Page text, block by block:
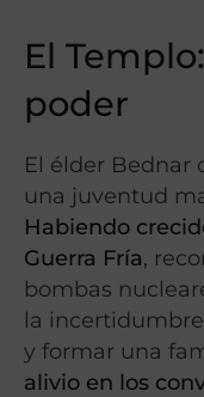
El
poder
El élder Bednar
una juventud
Habiendo
Guerra Fría,
bombas
la
y formar una
alivio en los